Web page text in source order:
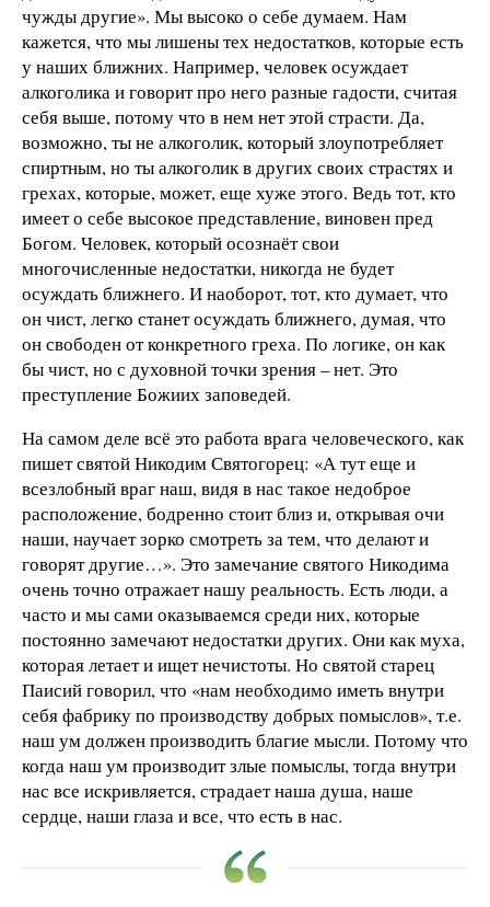
чужды другие». Мы высоко о себе думаем. Нам
кажется, что мы лишены тех недостатков, которые есть
у наших ближних. Например, человек осуждает
алкоголика и говорит про него разные гадости, считая
себя выше, потому что в нем нет этой страсти. Да,
возможно, ты не алкоголик, который злоупотребляет
спиртным, но ты алкоголик в других своих страстях и
грехах, которые, может, еще хуже этого. Ведь тот, кто
имеет о себе высокое представление, виновен пред
Богом. Человек, который осознаёт свои
многочисленные недостатки, никогда не будет
осуждать ближнего. И наоборот, тот, кто думает, что
он чист, легко станет осуждать ближнего, думая, что
он свободен от конкретного греха. По логике, он как
бы чист, но с духовной точки зрения – нет. Это
преступление Божиих заповедей.
На самом деле всё это работа врага человеческого, как
пишет святой Никодим Святогорец: «А тут еще и
всезлобный враг наш, видя в нас такое недоброе
расположение, бодренно стоит близ и, открывая очи
наши, научает зорко смотреть за тем, что делают и
говорят другие…». Это замечание святого Никодима
очень точно отражает нашу реальность. Есть люди, а
часто и мы сами оказываемся среди них, которые
постоянно замечают недостатки других. Они как муха,
которая летает и ищет нечистоты. Но святой старец
Паисий говорил, что «нам необходимо иметь внутри
себя фабрику по производству добрых помыслов», т.е.
наш ум должен производить благие мысли. Потому что
когда наш ум производит злые помыслы, тогда внутри
нас все искривляется, страдает наша душа, наше
сердце, наши глаза и все, что есть в нас.